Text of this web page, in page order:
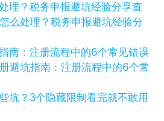
查
么处理？税务申报避坑经验分
避坑指南：注册流程中的6个常